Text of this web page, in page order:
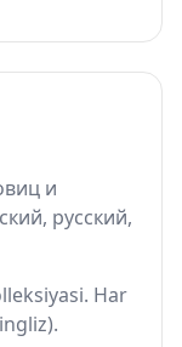
и
русский,
Har